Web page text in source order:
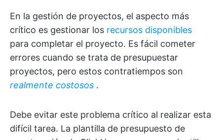
En la gestión de proyectos, el aspecto más
crítico es gestionar los recursos disponibles
para completar el proyecto. Es fácil cometer
errores cuando se trata de presupuestar
proyectos, pero estos contratiempos son
realmente costosos .
Debe evitar este problema crítico al realizar esta
difícil tarea. La plantilla de presupuesto de